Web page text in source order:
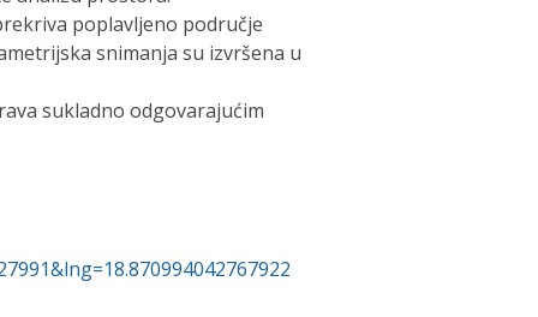
poplavljeno područje
snimanja su izvršena u
sukladno odgovarajućim